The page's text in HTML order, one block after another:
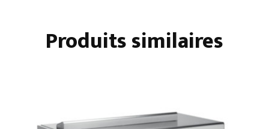
Produits similaires